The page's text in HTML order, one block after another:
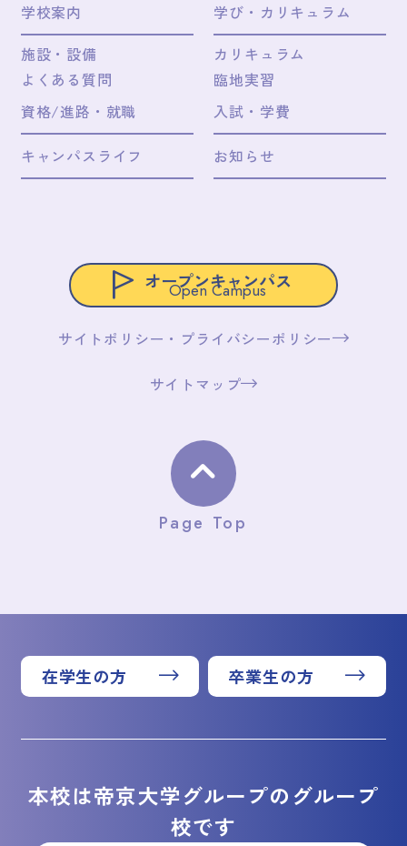
学校案内
施設・設備
よくある質問
学び・カリキュラム
カリキュラム
臨地実習
資格/進路・就職
入試・学費
キャンパスライフ お知らせ
オープンキャンパス
Open Campus
サイトポリシー・プライバシーポリシー
サイトマップ
Page Top
在学生の方 卒業生の方
本校は帝京大学グループのグループ
校です